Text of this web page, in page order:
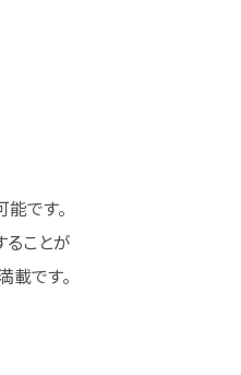
です。
ることが
です。